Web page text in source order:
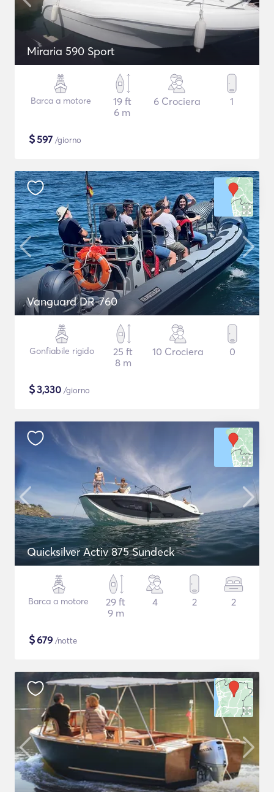
Miraria 590 Sport
Barca a motore
19 ft
6 m
6 Crociera 1
$597 /giorno
Vanguard DR-760
Gonfiabile rigido
25 ft
8 m
10 Crociera 0
$3,330 /giorno
Quicksilver Activ 875 Sundeck
Barca a motore
29 ft
9 m
4 2 2
$679 /notte